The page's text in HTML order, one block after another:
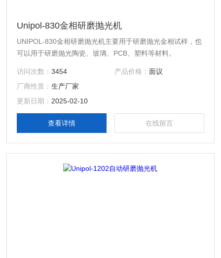
Unipol-830金相研磨抛光机
UNIPOL-830金相研磨抛光机主要用于研磨抛光金相试样，也
可以用于研磨抛光陶瓷、玻璃、PCB、塑料等材料。
访问次数：3454 产品价格： 面议
厂商性质：生产厂家
更新日期： 2025-02-10
查看详情 在线留言